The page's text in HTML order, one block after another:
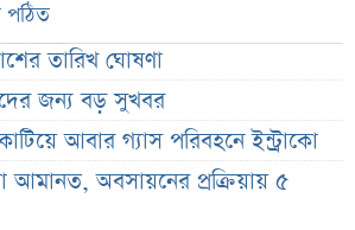
পঠিত
তারিখ ঘোষণা
জন্য বড় সুখবর
আবার গ্যাস পরিবহনে ইন্ট্রাকো
আমানত, অবসায়নের প্রক্রিয়ায় ৫